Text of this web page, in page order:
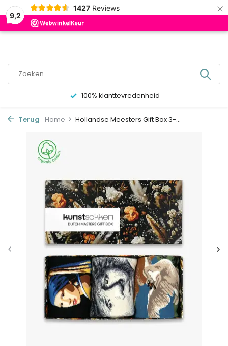
9,2
1427 Reviews ×
0
100% klanttevredenheid
Terug Home Hollandse Meesters Gift Box 3-...